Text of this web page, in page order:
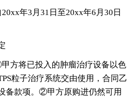
年3月31日至20xx年6月30日
方将已投入的肿瘤治疗设备以色
粒子治疗系统交由使用，合同乙
备款项。②甲方原购进仍然可用